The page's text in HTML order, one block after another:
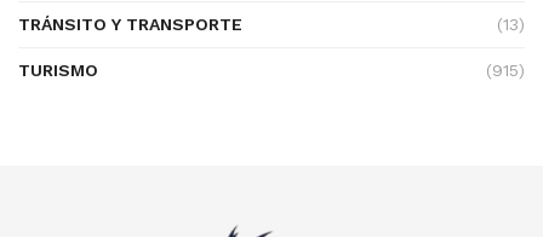
TRÁNSITO Y TRANSPORTE (13)
TURISMO (915)